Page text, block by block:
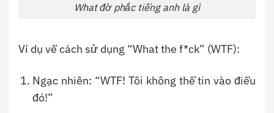
What đờ phắc tiếng anh là gì
Ví dụ về cách sử dụng “What the f*ck” (WTF):
Ngạc nhiên: “WTF! Tôi không thể tin vào điều
đó!”